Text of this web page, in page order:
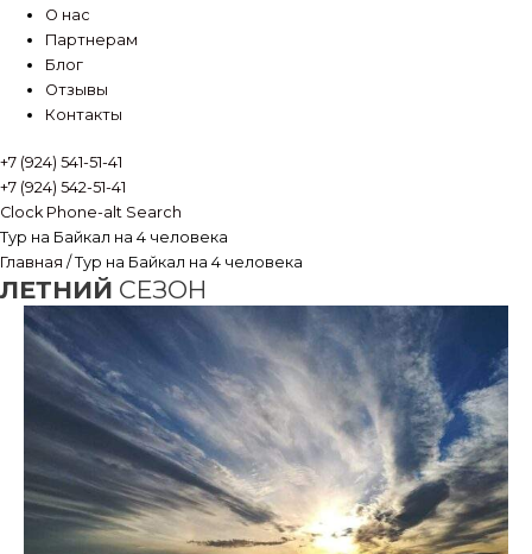
О нас
Партнерам
Блог
Отзывы
Контакты
+7 (924) 541-51-41
+7 (924) 542-51-41
Clock Phone-alt Search
Тур на Байкал на 4 человека
Главная / Тур на Байкал на 4 человека
ЛЕТНИЙ СЕЗОН